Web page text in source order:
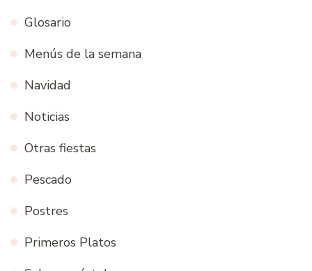
Glosario
Menús de la semana
Navidad
Noticias
Otras fiestas
Pescado
Postres
Primeros Platos